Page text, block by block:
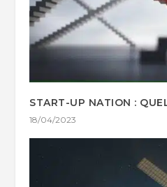
START-UP NATION :
18/04/2023